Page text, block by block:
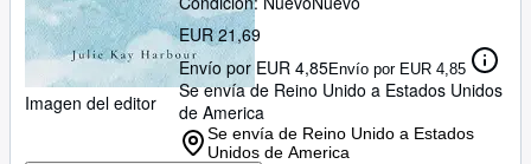
Imagen del editor
EUR 21,69
Envío por EUR 4,85Envío por EUR 4,85
Se envía de Reino Unido a Estados Unidos
de America
Se envía de Reino Unido a Estados
Unidos de America